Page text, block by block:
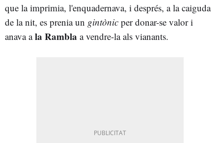
que la imprimia, l'enquadernava, i després, a la caiguda
de la nit, es prenia un gintònic per donar-se valor i
anava ala Rambla a vendre-la als vianants.